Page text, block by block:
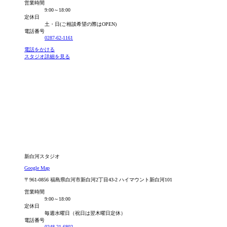
営業時間
9:00～18:00
定休日
土・日(ご相談希望の際はOPEN)
電話番号
0287-62-1161
電話をかける
スタジオ詳細を見る
新白河スタジオ
Google Map
〒961-0856 福島県白河市新白河2丁目43-2 ハイマウント新白河101
営業時間
9:00～18:00
定休日
毎週水曜日（祝日は翌木曜日定休）
電話番号